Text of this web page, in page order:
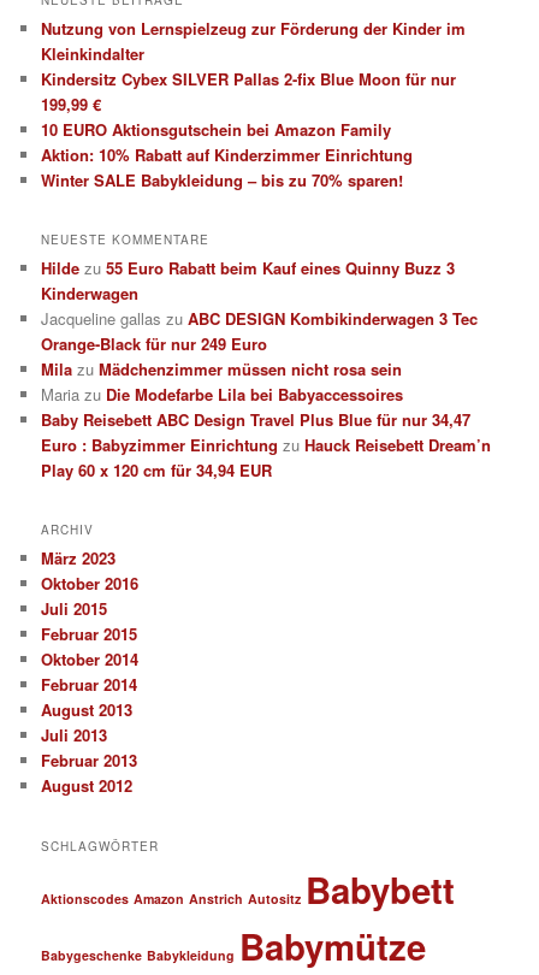
Nutzung von Lernspielzeug zur Förderung der Kinder im
Kleinkindalter
Kindersitz Cybex SILVER Pallas 2-fix Blue Moon für nur
199,99 €
10 EURO Aktionsgutschein bei Amazon Family
Aktion: 10% Rabatt auf Kinderzimmer Einrichtung
Winter SALE Babykleidung – bis zu 70% sparen!
NEUESTE KOMMENTARE
Hilde zu55 Euro Rabatt beim Kauf eines Quinny Buzz 3
Kinderwagen
Jacqueline gallas zuABC DESIGN Kombikinderwagen 3 Tec
Orange-Black für nur 249 Euro
Mila zuMädchenzimmer müssen nicht rosa sein
Maria zu Die Modefarbe Lila bei Babyaccessoires
Baby Reisebett ABC Design Travel Plus Blue für nur 34,47
Euro : Babyzimmer Einrichtung zuHauck Reisebett Dream’n
Play 60 x 120 cm für 34,94 EUR
ARCHIV
März 2023
Oktober 2016
Juli 2015
Februar 2015
Oktober 2014
Februar 2014
August 2013
Juli 2013
Februar 2013
August 2012
SCHLAGWÖRTER
Aktionscodes Amazon Anstrich Autositz Babybett
Babygeschenke Babykleidung Babymütze